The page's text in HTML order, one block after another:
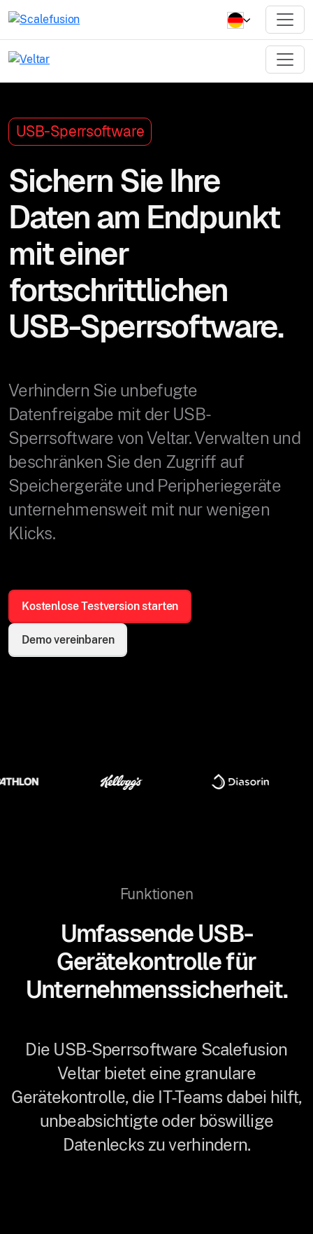
USB-Sperrsoftware
Sichern Sie Ihre
Daten am Endpunkt
mit einer
fortschrittlichen
USB-Sperrsoftware.
Verhindern Sie unbefugte
Datenfreigabe mit der USB-
Sperrsoftware von Veltar. Verwalten und
beschränken Sie den Zugriff auf
Speichergeräte und Peripheriegeräte
unternehmensweit mit nur wenigen
Klicks.
Kostenlose Testversion starten
Demo vereinbaren
Funktionen
Umfassende USB-
Gerätekontrolle für
Unternehmenssicherheit.
Die USB-Sperrsoftware Scalefusion
Veltar bietet eine granulare
Gerätekontrolle, die IT-Teams dabei hilft,
unbeabsichtigte oder böswillige
Datenlecks zu verhindern.